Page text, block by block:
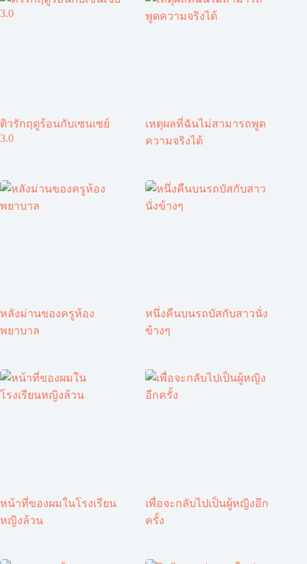
ติวรักฤดูร้อนกับเซนเซย์
3.0
เหตุผลที่ฉันไม่สามารถพูด
ความจริงได้
หลังม่านของครูห้อง
พยาบาล
หนึ่งคืนบนรถบัสกับสาวนั่ง
ข้างๆ
หน้าที่ของผมในโรงเรียน
หญิงล้วน
เพื่อจะกลับไปเป็นผู้หญิงอีก
ครั้ง